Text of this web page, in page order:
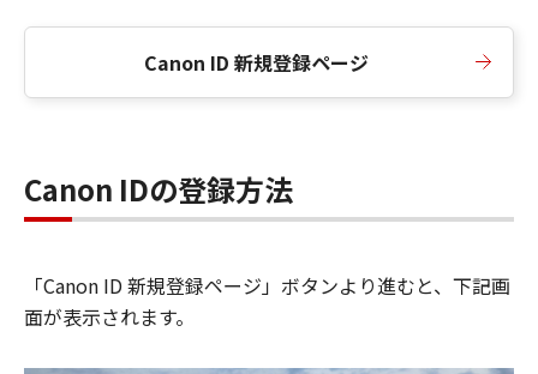
Canon ID 新規登録ページ
Canon IDの登録方法
「Canon ID 新規登録ページ」ボタンより進むと、下記画
面が表示されます。